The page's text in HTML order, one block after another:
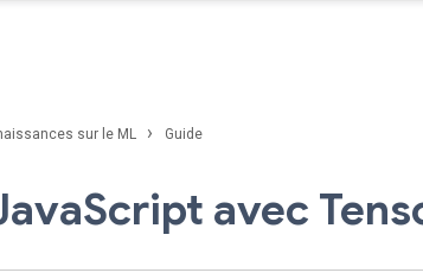
sur le ML › Guide
avec